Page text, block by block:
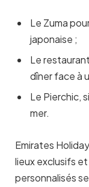
Le Zuma
japonaise ;
Le
dîner face à
Le Pierchic,
mer.
Emirates
lieux exclusifs et
personnalisés